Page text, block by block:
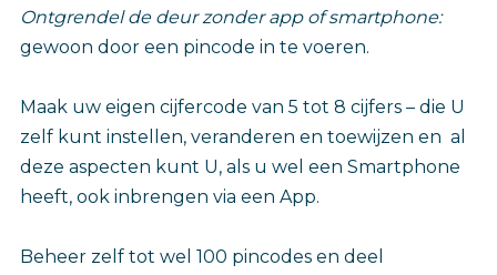
Ontgrendel de deur zonder app of smartphone:
gewoon door een pincode in te voeren.
Maak uw eigen cijfercode van 5 tot 8 cijfers – die U
zelf kunt instellen, veranderen en toewijzen en al
deze aspecten kunt U, als u wel een Smartphone
heeft, ook inbrengen via een App.
Beheer zelf tot wel 100 pincodes en deel